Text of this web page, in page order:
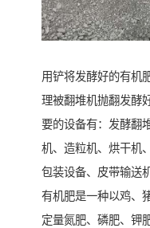
用铲将发酵好的有机
理被翻堆机抛翻发酵
要的设备有：发酵翻
机、造粒机、烘干机
包装设备、皮带输送
有机肥是一种以鸡、
定量氮肥、磷肥、钾